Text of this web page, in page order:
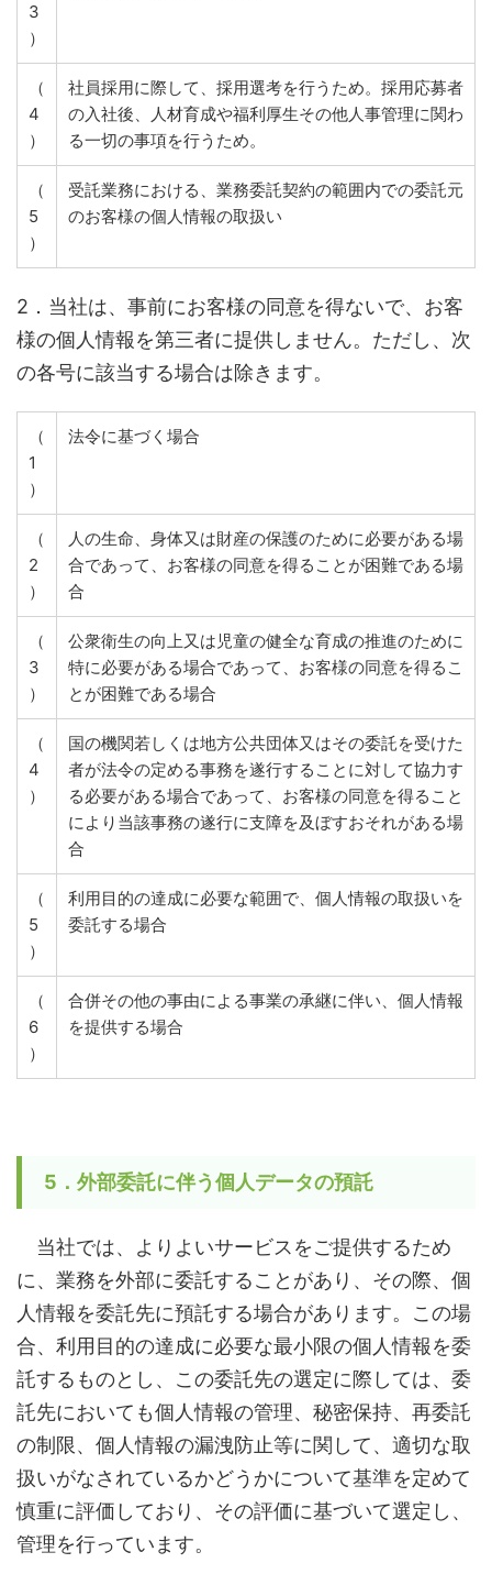
3
）
（
4
）
社員採用に際して、採用選考を行うため。採用応募者
の入社後、人材育成や福利厚生その他人事管理に関わ
る一切の事項を行うため。
（
5
）
受託業務における、業務委託契約の範囲内での委託元
のお客様の個人情報の取扱い
2．当社は、事前にお客様の同意を得ないで、お客
様の個人情報を第三者に提供しません。ただし、次
の各号に該当する場合は除きます。
（
1
）
法令に基づく場合
（
2
）
人の生命、身体又は財産の保護のために必要がある場
合であって、お客様の同意を得ることが困難である場
合
（
3
）
公衆衛生の向上又は児童の健全な育成の推進のために
特に必要がある場合であって、お客様の同意を得るこ
とが困難である場合
（
4
）
国の機関若しくは地方公共団体又はその委託を受けた
者が法令の定める事務を遂行することに対して協力す
る必要がある場合であって、お客様の同意を得ること
により当該事務の遂行に支障を及ぼすおそれがある場
合
（
5
）
利用目的の達成に必要な範囲で、個人情報の取扱いを
委託する場合
（
6
）
合併その他の事由による事業の承継に伴い、個人情報
を提供する場合
5．外部委託に伴う個人データの預託
当社では、よりよいサービスをご提供するため
に、業務を外部に委託することがあり、その際、個
人情報を委託先に預託する場合があります。この場
合、利用目的の達成に必要な最小限の個人情報を委
託するものとし、この委託先の選定に際しては、委
託先においても個人情報の管理、秘密保持、再委託
の制限、個人情報の漏洩防止等に関して、適切な取
扱いがなされているかどうかについて基準を定めて
慎重に評価しており、その評価に基づいて選定し、
管理を行っています。